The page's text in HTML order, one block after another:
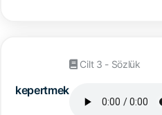
kepertmek
Cilt 3 - Sözlük